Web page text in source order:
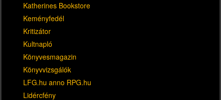
Katherines Bookstore
Keményfedél
Kritizátor
Kultnapló
Könyvesmagazin
Könyvvizsgálók
LFG.hu anno RPG.hu
Lidércfény